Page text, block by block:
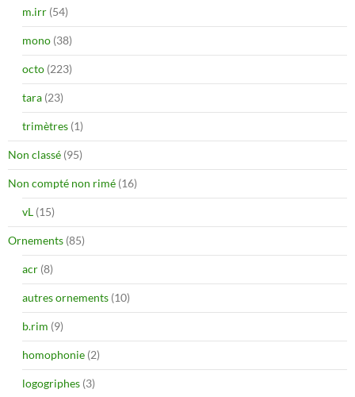
m.irr (54)
mono (38)
octo (223)
tara (23)
trimètres (1)
Non classé (95)
Non compté non rimé (16)
vL (15)
Ornements (85)
acr (8)
autres ornements (10)
b.rim (9)
homophonie (2)
logogriphes (3)